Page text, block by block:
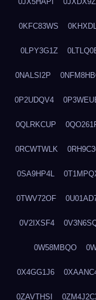
0KFC83WS
0LPY3G1Z
0NALSI2P
0P2UDQV4
0QLRKCUP
0RCWTWLK
0SA9HP4L
0TWV72OF
0V2IXSF4
0W58MBQO
0X4GG1J6
0ZAVTHSI